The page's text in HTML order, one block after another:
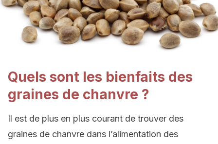
Quels sont les bienfaits des
graines de chanvre ?
Il est de plus en plus courant de trouver des
graines de chanvre dans l’alimentation des